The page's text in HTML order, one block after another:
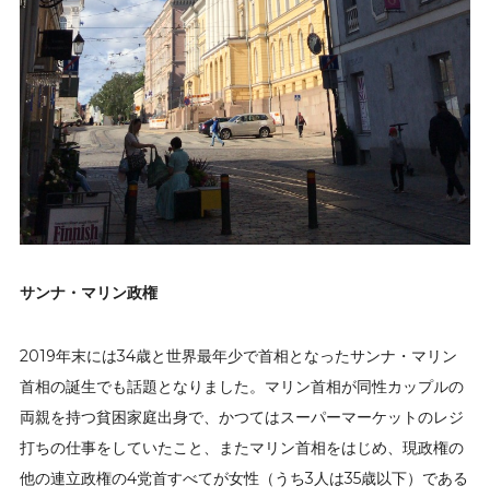
サンナ・マリン政権
2019年末には34歳と世界最年少で首相となったサンナ・マリン
首相の誕生でも話題となりました。マリン首相が同性カップルの
両親を持つ貧困家庭出身で、かつてはスーパーマーケットのレジ
打ちの仕事をしていたこと、またマリン首相をはじめ、現政権の
他の連立政権の4党首すべてが女性（うち3人は35歳以下）である